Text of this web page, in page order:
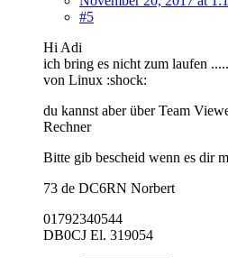
#5
Hi Adi
ich bring es nicht zum laufen
von Linux :shock:
du kannst aber über Team
Rechner
Bitte gib bescheid wenn es dir
73 de DC6RN Norbert
01792340544
DB0CJ El. 319054